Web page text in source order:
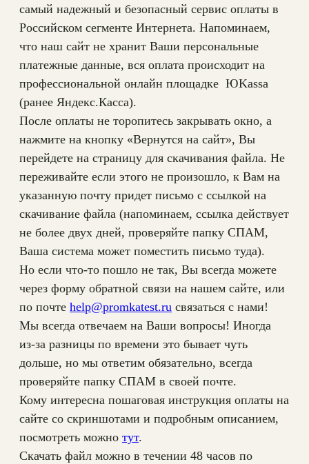
т
ь
П
Д
Ф
ф
а
й
л
Б
.
1
2
.
1
самый надежный и безопасный сервис оплаты в
Российском сегменте Интернета. Напоминаем,
что наш сайт не хранит Ваши персональные
платежные данные, вся оплата происходит на
профессиональной онлайн площадке ЮKassa
(ранее Яндекс.Касса).
После оплаты не торопитесь закрывать окно, а
нажмите на кнопку «Вернутся на сайт», Вы
перейдете на страницу для скачивания файла. Не
переживайте если этого не произошло, к Вам на
указанную почту придет письмо с ссылкой на
скачивание файла (напоминаем, ссылка действует
не более двух дней, проверяйте папку СПАМ,
Ваша система может поместить письмо туда).
Но если что-то пошло не так, Вы всегда можете
через форму обратной связи на нашем сайте, или
по почте help@promkatest.ru связаться с нами!
Мы всегда отвечаем на Ваши вопросы! Иногда
из-за разницы по времени это бывает чуть
дольше, но мы ответим обязательно, всегда
проверяйте папку СПАМ в своей почте.
Кому интересна пошаговая инструкция оплаты на
сайте со скриншотами и подробным описанием,
посмотреть можно тут.
Скачать файл можно в течении 48 часов по